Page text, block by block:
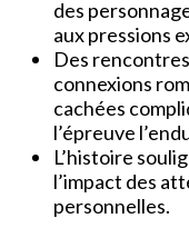
des
aux pressions
Des
connexions
cachées
l’épreuve
L’histoire
l’impact des
personnelles.